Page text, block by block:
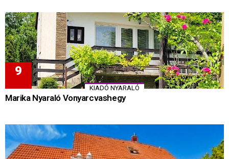
KIADÓ NYARALÓ
Marika Nyaraló Vonyarcvashegy